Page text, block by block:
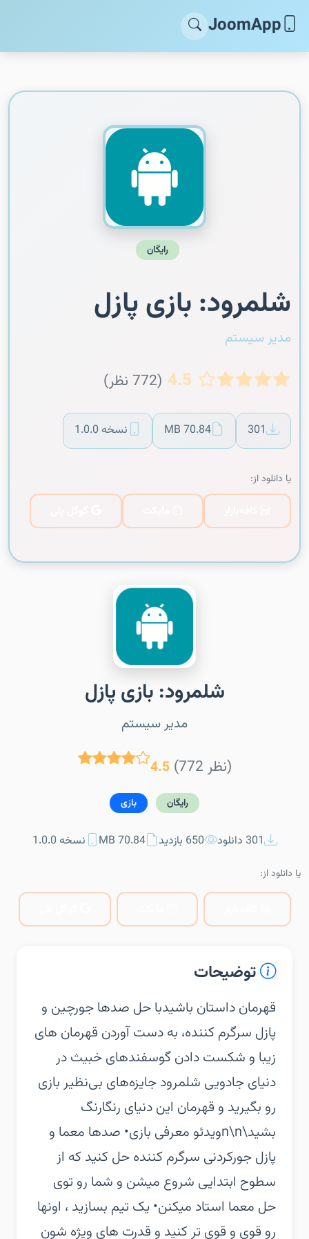
JoomApp
رایگان
شلمرود: بازی پازل
مدیر سیستم
4.5 (772 نظر)
301
70.84 MB نسخه 1.0.0
یا دانلود از:
شلمرود: بازی پازل
مدیر سیستم
4.5 (772 نظر)
رایگان بازی
301 دانلود 650 بازدید 70.84 MB نسخه 1.0.0
یا دانلود از:
توضیحات
‏‏قهرمان داستان باشید‏با حل صدها جورچین و
پازل سرگرم کننده، به دست آوردن قهرمان های
زیبا و شکست دادن گوسفندهای خبیث در
دنیای جادویی شلمرود جایزه‌های بی‌نظیر بازی
رو بگیرید و قهرمان این دنیای رنگارنگ
بشید‍‍‍\n\nویدئو معرفی بازی‏• صدها معما و
پازل جورکردنی سرگرم کننده حل کنید که از
سطوح ابتدایی شروع میشن و شما رو توی
حل معما استاد میکنن‏• یک تیم بسازید ، اونها
رو قوی و قوی تر کنید و قدرت های ویژه شون